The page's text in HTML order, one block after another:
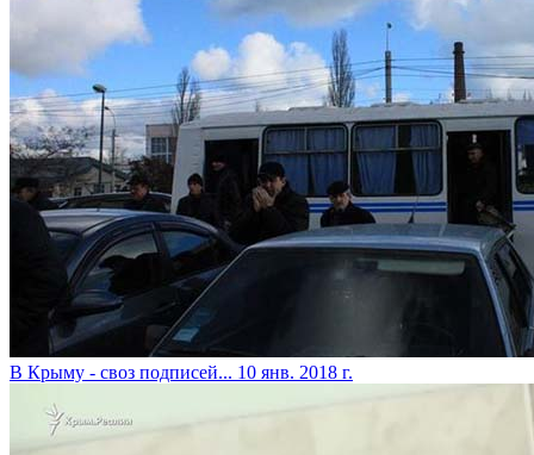
​В Крыму - своз подписей... 10 янв. 2018 г.